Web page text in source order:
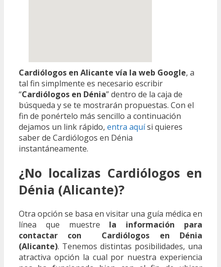
Cardiólogos en Alicante vía la web Google, a
tal fin simplmente es necesario escribir
“Cardiólogos en Dénia” dentro de la caja de
búsqueda y se te mostrarán propuestas. Con el
fin de ponértelo más sencillo a continuación
dejamos un link rápido, entra aquísi quieres
saber de Cardiólogos en Dénia
instantáneamente.
¿No localizas Cardiólogos en
Dénia (Alicante)?
Otra opción se basa en visitar una guía médica en
línea que muestre la información para
contactar con Cardiólogos en Dénia
(Alicante). Tenemos distintas posibilidades, una
atractiva opción la cual por nuestra experiencia